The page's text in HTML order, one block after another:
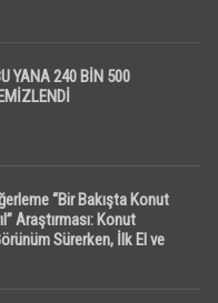
YANA 240 BİN 500
“Bir Bakışta Konut
Araştırması: Konut
Sürerken, İlk El ve